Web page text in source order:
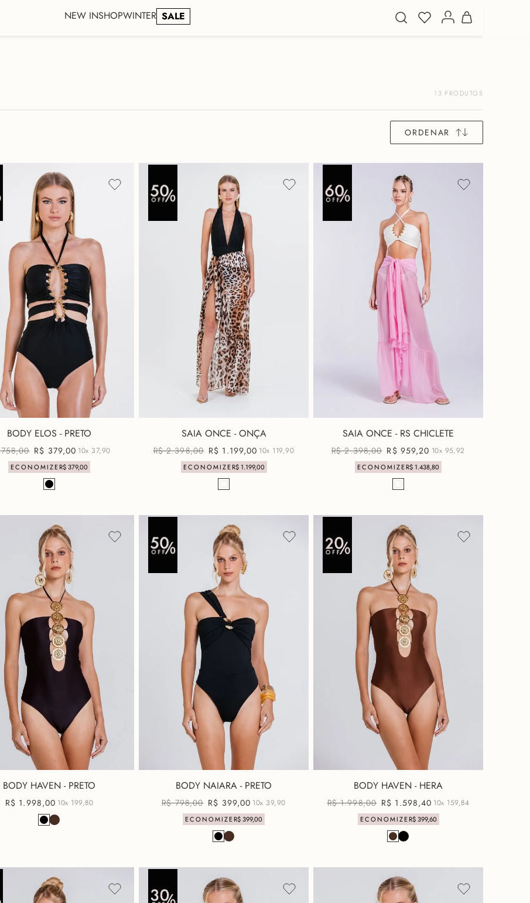
NEW INSHOPWINTER SALE
13 PRODUTOS
ORDENAR
BODY ELOS - PRETO
758,00 R$ 379,00 10x 37,90
ECONOMIZER$379,00
SAIA ONCE - ONÇA
R$ 2.398,00 R$ 1 .199,00 10x 119,90
ECONOMIZER$ 1.199,00
SAIA ONCE - RS CHICLETE
R$ 2.398,00 R$ 959,20 10x 95,92
ECONOMIZER$ 1.438,80
BODY HAVEN - PRETO
R$ 1.998,00 10x 199,80
BODY NAIARA - PRETO
R$ 798,00 R$ 399,00 10x 39,90
ECONOMIZER$399,00
BODY HAVEN - HERA
R$ 1.998,00 R$ 1 .598,40 10x 159,84
ECONOMIZER$ 399,60